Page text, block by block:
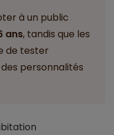
à un public
ans, tandis que les
de tester
personnalités